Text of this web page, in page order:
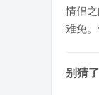
情侣
难免
别猜